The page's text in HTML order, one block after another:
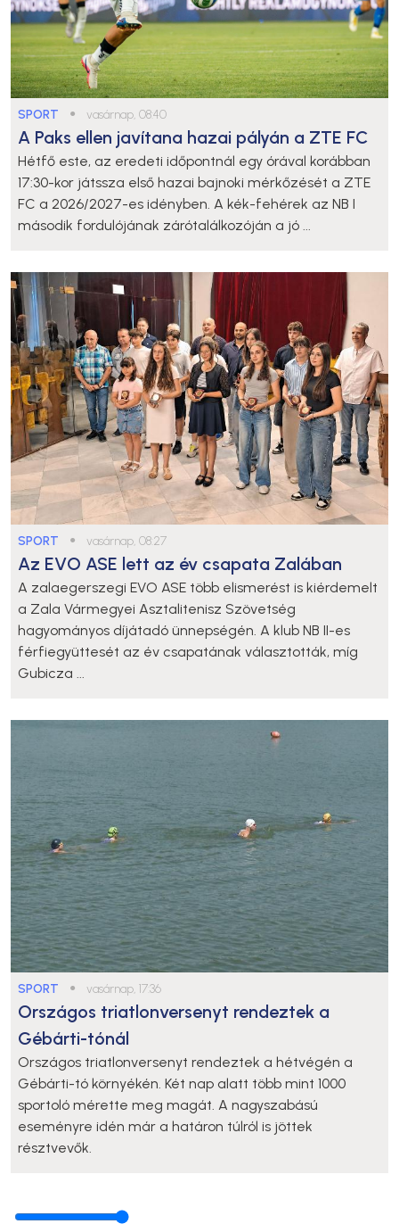
SPORT ● vasárnap, 08:40
A Paks ellen javítana hazai pályán a ZTE FC
Hétfő este, az eredeti időpontnál egy órával korábban
17:30-kor játssza első hazai bajnoki mérkőzését a ZTE
FC a 2026/2027-es idényben. A kék-fehérek az NB I
második fordulójának zárótalálkozóján a jó ...
SPORT ● vasárnap, 08:27
Az EVO ASE lett az év csapata Zalában
A zalaegerszegi EVO ASE több elismerést is kiérdemelt
a Zala Vármegyei Asztalitenisz Szövetség
hagyományos díjátadó ünnepségén. A klub NB II-es
férfiegyüttesét az év csapatának választották, míg
Gubicza ...
SPORT ● vasárnap, 17:36
Országos triatlonversenyt rendeztek a
Gébárti-tónál
Országos triatlonversenyt rendeztek a hétvégén a
Gébárti-tó környékén. Két nap alatt több mint 1000
sportoló mérette meg magát. A nagyszabású
eseményre idén már a határon túlról is jöttek
résztvevők.